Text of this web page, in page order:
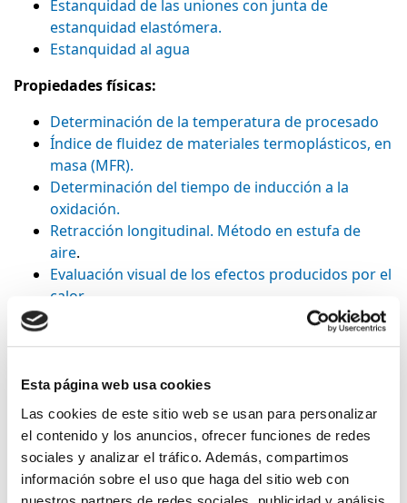
Esta página web usa cookies
Las cookies de este sitio web se usan para personalizar
el contenido y los anuncios, ofrecer funciones de redes
sociales y analizar el tráfico. Además, compartimos
información sobre el uso que haga del sitio web con
Estanquidad de las uniones con junta de
estanquidad elastómera.
Estanquidad al agua
Propiedades físicas:
Determinación de la temperatura de procesado
Índice de fluidez de materiales termoplásticos, en
masa (MFR).
Determinación del tiempo de inducción a la
oxidación.
Retracción longitudinal. Método en estufa de
aire.
Evaluación visual de los efectos producidos por el
calor
Propiedades Mecánicas
Resistencia a la presión interna.
Resistencia a choques externos. Método de la
esfera de reloj.
Coeficiente de fluencia.
Rigidez anular.